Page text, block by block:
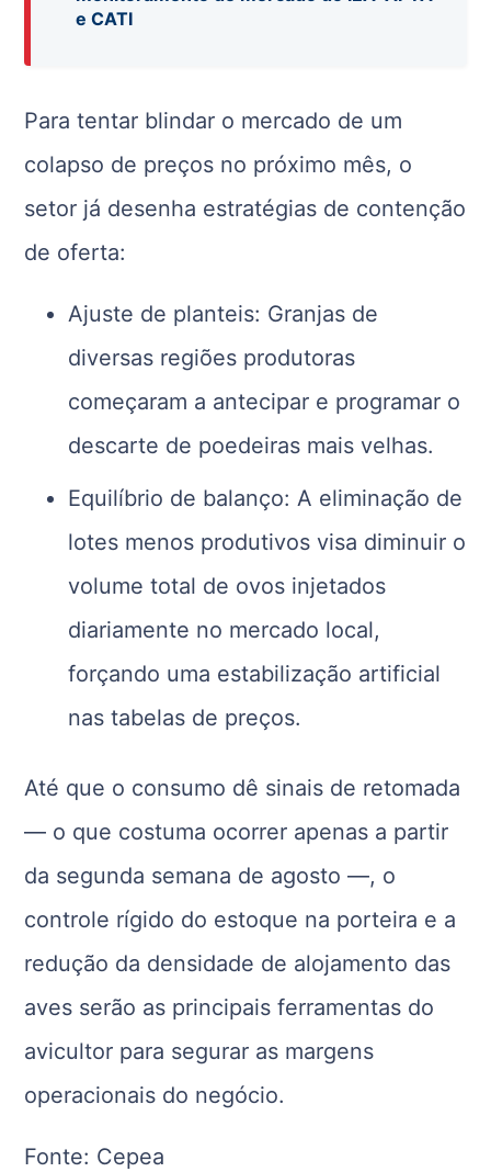
e CATI
Para tentar blindar o mercado de um
colapso de preços no próximo mês, o
setor já desenha estratégias de contenção
de oferta:
Ajuste de planteis: Granjas de
diversas regiões produtoras
começaram a antecipar e programar o
descarte de poedeiras mais velhas.
Equilíbrio de balanço: A eliminação de
lotes menos produtivos visa diminuir o
volume total de ovos injetados
diariamente no mercado local,
forçando uma estabilização artificial
nas tabelas de preços.
Até que o consumo dê sinais de retomada
— o que costuma ocorrer apenas a partir
da segunda semana de agosto —, o
controle rígido do estoque na porteira e a
redução da densidade de alojamento das
aves serão as principais ferramentas do
avicultor para segurar as margens
operacionais do negócio.
Fonte: Cepea